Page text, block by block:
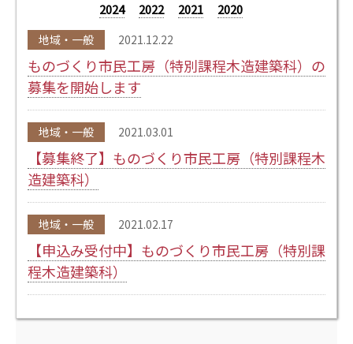
2024 2022 2021 2020
地域・一般 2021.12.22
ものづくり市民工房（特別課程木造建築科）の
募集を開始します
地域・一般 2021.03.01
【募集終了】ものづくり市民工房（特別課程木
造建築科）
地域・一般 2021.02.17
【申込み受付中】ものづくり市民工房（特別課
程木造建築科）